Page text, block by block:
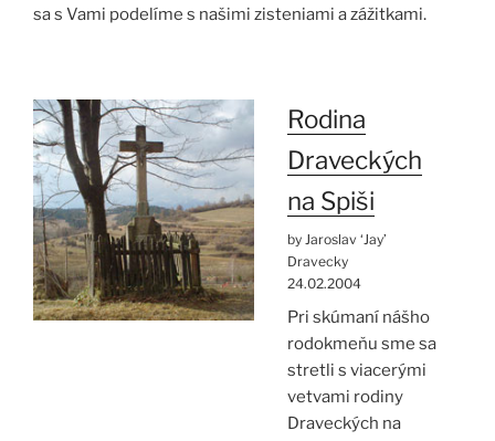
sa s Vami podelíme s našimi zisteniami a zážitkami.
Rodina
Draveckých
na Spiši
by Jaroslav ‘Jay’
Dravecky
24.02.2004
Pri skúmaní nášho
rodokmeňu sme sa
stretli s viacerými
vetvami rodiny
Draveckých na